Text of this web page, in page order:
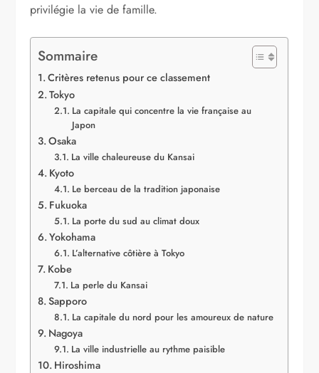
privilégie la vie de famille.
Sommaire
Critères retenus pour ce classement
Tokyo
La capitale qui concentre la vie française au
Japon
Osaka
La ville chaleureuse du Kansai
Kyoto
Le berceau de la tradition japonaise
Fukuoka
La porte du sud au climat doux
Yokohama
L’alternative côtière à Tokyo
Kobe
La perle du Kansai
Sapporo
La capitale du nord pour les amoureux de nature
Nagoya
La ville industrielle au rythme paisible
Hiroshima